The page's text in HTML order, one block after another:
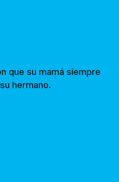
que su mamá siempre
hermano.